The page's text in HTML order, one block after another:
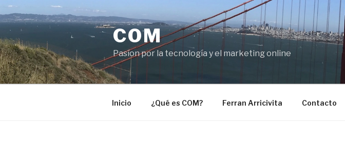
Saltar
al
contenido
COM
Pasíon por la tecnología y el marketing online
Inicio ¿Qué es COM? Ferran Arricivita Contacto